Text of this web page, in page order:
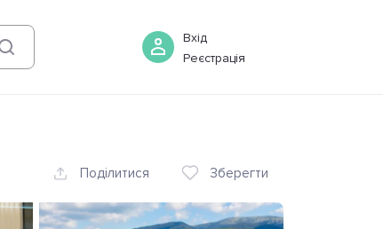
Вхід
Реєстрація
08 серпня Бронювати
Поділитися Зберегти